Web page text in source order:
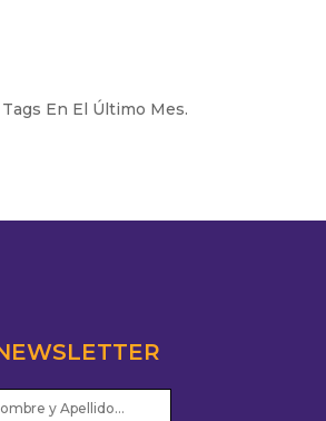
En El Último Mes.